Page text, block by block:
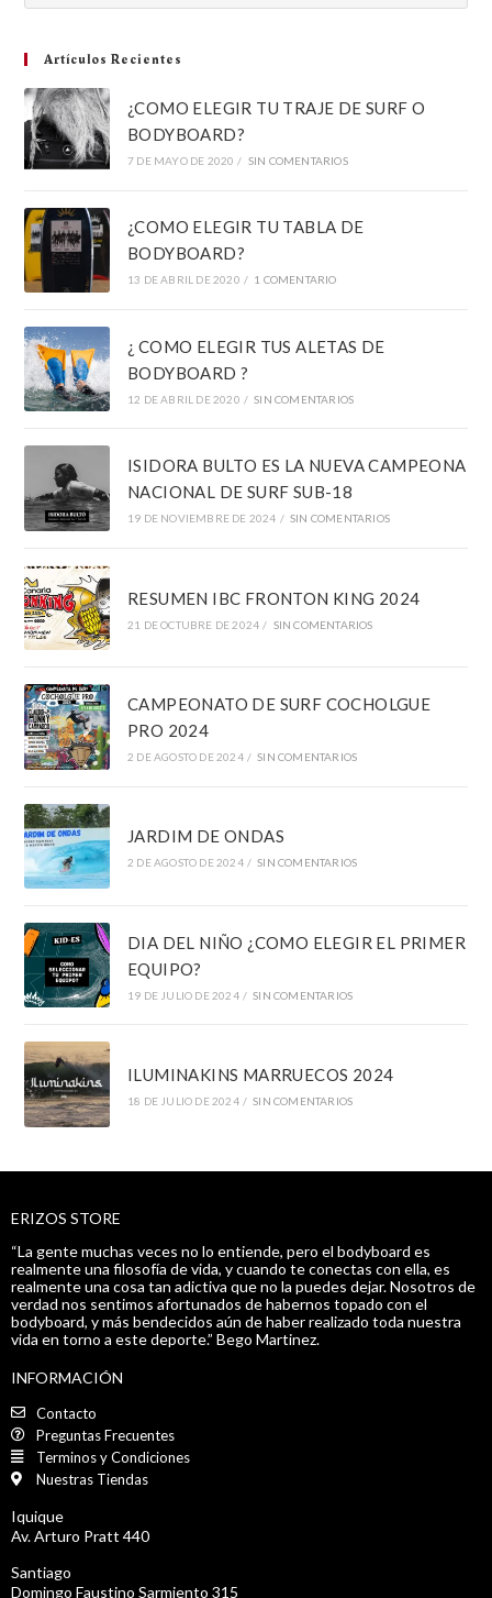
Artículos Recientes
¿COMO ELEGIR TU TRAJE DE SURF O
BODYBOARD?
7 DE MAYO DE 2020 / SIN COMENTARIOS
¿COMO ELEGIR TU TABLA DE
BODYBOARD?
13 DE ABRIL DE 2020 / 1 COMENTARIO
¿ COMO ELEGIR TUS ALETAS DE
BODYBOARD ?
12 DE ABRIL DE 2020 / SIN COMENTARIOS
ISIDORA BULTO ES LA NUEVA CAMPEONA
NACIONAL DE SURF SUB-18
19 DE NOVIEMBRE DE 2024 / SIN COMENTARIOS
RESUMEN IBC FRONTON KING 2024
21 DE OCTUBRE DE 2024 / SIN COMENTARIOS
CAMPEONATO DE SURF COCHOLGUE
PRO 2024
2 DE AGOSTO DE 2024 / SIN COMENTARIOS
JARDIM DE ONDAS
2 DE AGOSTO DE 2024 / SIN COMENTARIOS
DIA DEL NIÑO ¿COMO ELEGIR EL PRIMER
EQUIPO?
19 DE JULIO DE 2024 / SIN COMENTARIOS
ILUMINAKINS MARRUECOS 2024
18 DE JULIO DE 2024 / SIN COMENTARIOS
ERIZOS STORE
“La gente muchas veces no lo entiende, pero el bodyboard es
realmente una filosofía de vida, y cuando te conectas con ella, es
realmente una cosa tan adictiva que no la puedes dejar. Nosotros de
verdad nos sentimos afortunados de habernos topado con el
bodyboard, y más bendecidos aún de haber realizado toda nuestra
vida en torno a este deporte.” Bego Martinez.
INFORMACIÓN
Contacto
Preguntas Frecuentes
Terminos y Condiciones
Nuestras Tiendas
Iquique
Av. Arturo Pratt 440
Santiago
Domingo Faustino Sarmiento 315